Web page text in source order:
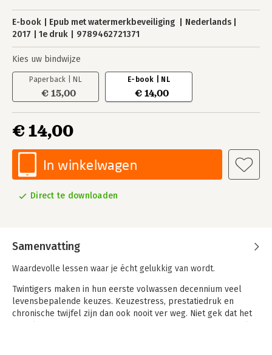
E-book Epub met watermerkbeveiliging
Nederlands
2017
1e druk 9789462721371
Kies uw bindwijze
Paperback | NL
€ 15,00
E-book | NL
€ 14,00
€ 14,00
In winkelwagen
Direct te downloaden
Samenvatting
Waardevolle lessen waar je écht gelukkig van wordt.
Twintigers maken in hun eerste volwassen decennium veel
levensbepalende keuzes. Keuzestress, prestatiedruk en
chronische twijfel zijn dan ook nooit ver weg. Niet gek dat het